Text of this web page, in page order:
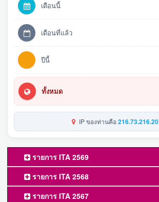
เดือนนี้
เดือนที่แล้ว
ปีนี้
ทั้งหมด
IP ของท่านคือ216.73.216.20
รายการ ITA 2569
รายการ ITA 2568
รายการ ITA 2567